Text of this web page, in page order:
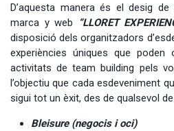
D’aquesta manera és el desig
marca y web
“LLORET
disposició dels organitzadors
experiències úniques que poden
activitats de team building pels
l’objectiu que cada esdeveniment
sigui tot un èxit, des de qualsevol
Bleisure (negocis i oci)